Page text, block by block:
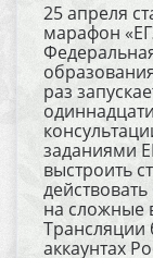
25 апреля
марафон
раз
заданиями
выстроить
на сложные
Трансляции
аккаунтах